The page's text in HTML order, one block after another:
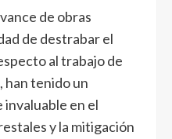
de obras
de destrabar el
al trabajo de
han tenido un
en el
y la mitigación